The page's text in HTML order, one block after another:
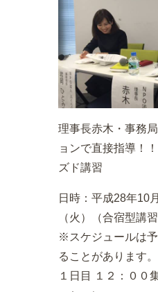
理事長赤木・事務
ョンで直接指導！
ズド講習
日時：平成28年10
（火）（合宿型講習
※スケジュールは
ることがあります。
１日目 １２：００